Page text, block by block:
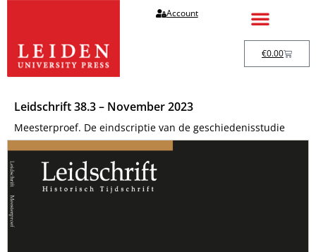
Account
€0.00
Leidschrift 38.3 – November 2023
Meesterproef. De eindscriptie van de geschiedenisstudie